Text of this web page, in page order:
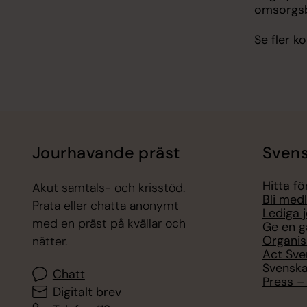
Se fler
Jourhavande präst
Akut samtals- och krisstöd.
Prata eller chatta anonymt
med en präst på kvällar och
nätter.
Chatt
Digitalt brev
Hitta
Bli
Lediga
Ge en
Act
Press